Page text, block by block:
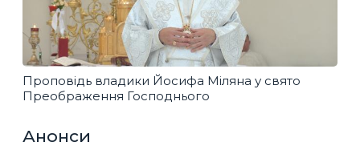
Проповідь владики Йосифа Міляна у свято
Преображення Господнього
Анонси